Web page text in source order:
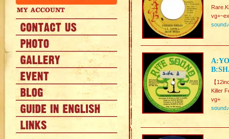
sound♪
【
Killer
vg+
sound♪